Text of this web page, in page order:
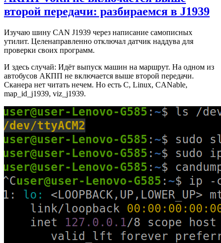
второй передачи: разбираемся в J1939
Изучаю шину CAN J1939 через написание самописных
утилит. Целенаправленно отключал датчик наддува для
проверки своих программ.
И здесь случай: Идёт выпуск машин на маршрут. На одном из
автобусов АКПП не включается выше второй передачи.
Сканера нет читать нечем. Но есть C, Linux, CANable,
map_id_j1939, viz_j1939.